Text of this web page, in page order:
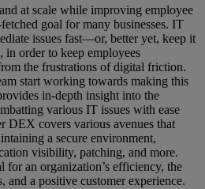
at scale while improving employee
goal for many businesses. IT
issues fast—or, better yet, keep it
order to keep employees
the frustrations of digital friction.
start working towards making this
in-depth insight into the
various IT issues with ease
DEX covers various avenues that
a secure environment,
visibility, patching, and more.
for an organization’s efficiency, the
a positive customer experience.